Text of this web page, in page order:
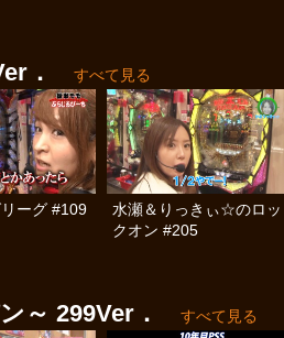
． すべて見る
ーグ #109
水瀬＆りっきぃ☆のロッ
クオン #205
～ 299Ver． すべて見る